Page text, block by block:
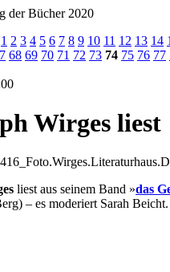
der Bücher 2020
1 2 3 4 5 6 7 8 9 10 11 12 13 14
68 69 70 71 72 73 74 75 76 77
Wirges liest
liest aus seinem Band »das
– es moderiert Sarah Beicht.